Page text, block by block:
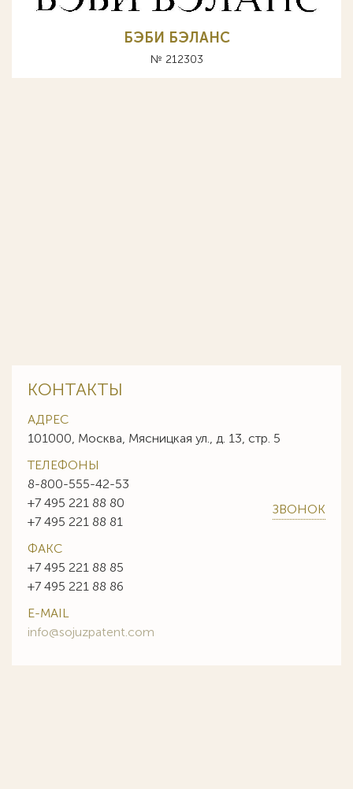
БЭБИ БЭЛАНС
№ 212303
КОНТАКТЫ
АДРЕС
101000, Москва, Мясницкая ул., д. 13, стр. 5
ТЕЛЕФОНЫ
8-800-555-42-53
+7 495 221 88 80
+7 495 221 88 81
ЗВОНОК
ФАКС
+7 495 221 88 85
+7 495 221 88 86
E-MAIL
info@sojuzpatent.com